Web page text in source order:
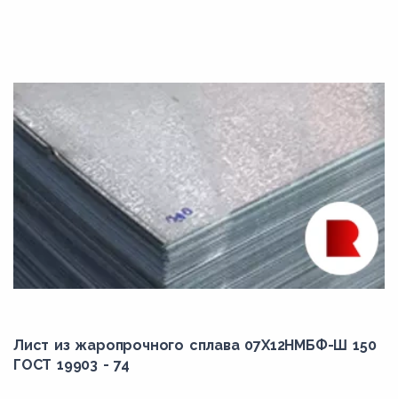
Лист из жаропрочного сплава 07Х12НМБФ-Ш 150
ГОСТ 19903 - 74